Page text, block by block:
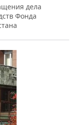
дела
Фонда